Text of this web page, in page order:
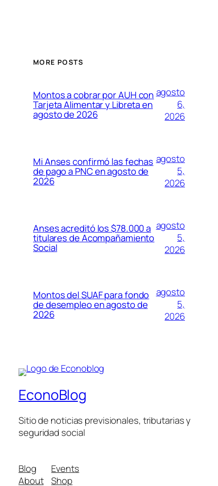
MORE POSTS
Montos a cobrar por AUH con
Tarjeta Alimentar y Libreta en
agosto de 2026
agosto
6,
2026
Mi Anses confirmó las fechas
de pago a PNC en agosto de
2026
agosto
5,
2026
Anses acreditó los $78.000 a
titulares de Acompañamiento
Social
agosto
5,
2026
Montos del SUAF para fondo
de desempleo en agosto de
2026
agosto
5,
2026
EconoBlog
Sitio de noticias previsionales, tributarias y
seguridad social
Blog
About
Events
Shop